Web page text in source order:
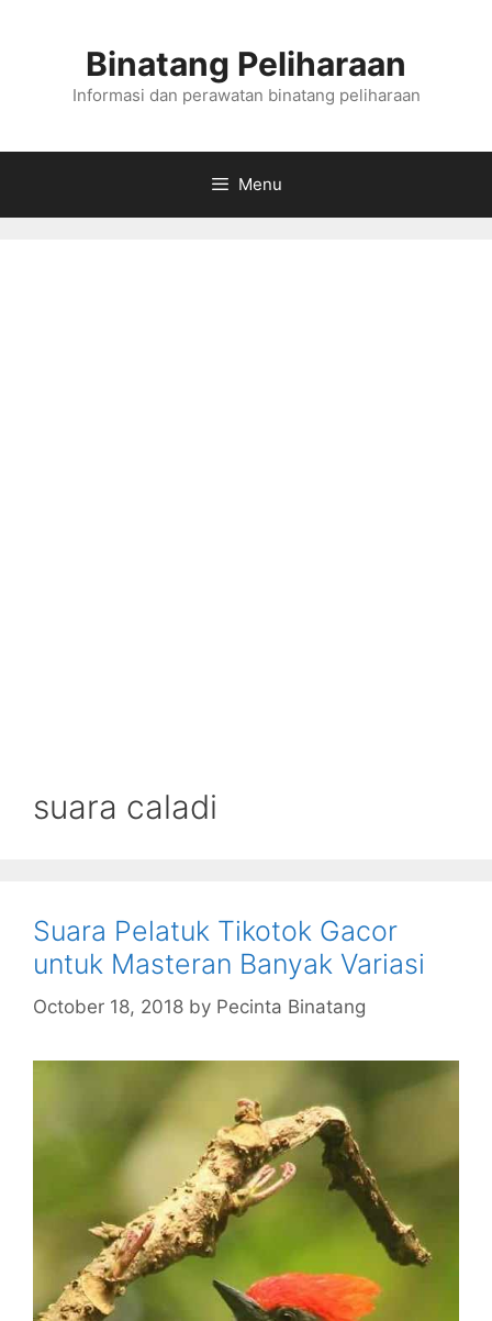
Binatang Peliharaan
Informasi dan perawatan binatang peliharaan
Menu
suara caladi
Suara Pelatuk Tikotok Gacor
untuk Masteran Banyak Variasi
October 18, 2018 by Pecinta Binatang